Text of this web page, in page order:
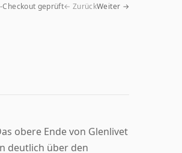
Checkout geprüft← ZurückWeiter →
obere Ende von Glenlivet
deutlich über den